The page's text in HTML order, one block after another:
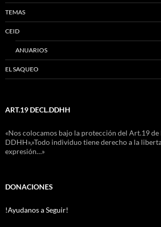
TEMAS
CEID
ANUARIOS
EL SAQUEO
ART.19 DECL.DDHH
«Nos colocamos bajo la protección del Art.19
DDHH»,»Todo individuo tiene derecho a la
expresión…»
DONACIONES
!Ayudanos a Seguir!